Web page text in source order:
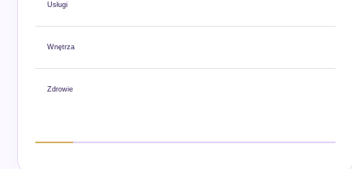
Usługi
Wnętrza
Zdrowie